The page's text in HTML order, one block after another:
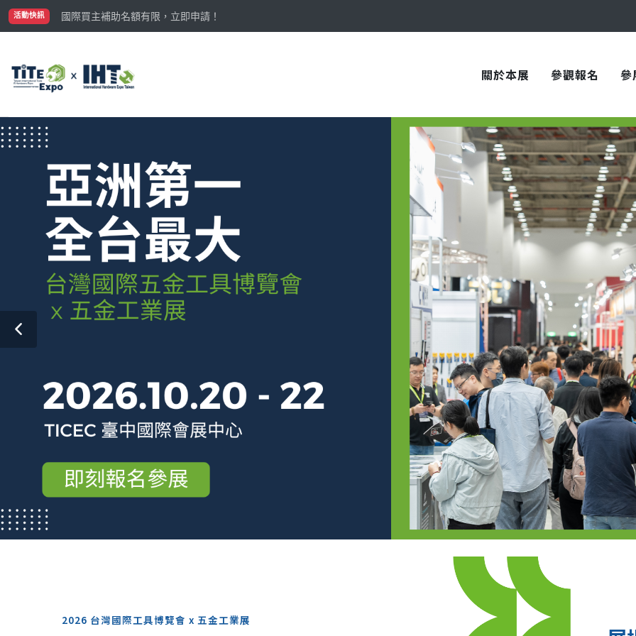
活動快訊
參觀門票開放申請中‼️
最大規模台灣五金展TiTE x IHT，2026/10/20-22與您在臺中國際會展中心再次相見！
關於本展 參觀報名 參
2026 台灣國際工具博覽會 x 五金工業展